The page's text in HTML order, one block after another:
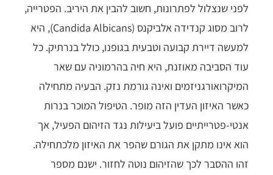
לפני שנצלול לפתרונות, חשוב להבין את היריב. הפטרייה,
לרוב מסוג קנדידה אלביקנס (Candida Albicans), היא
למעשה דיירת קבועה וטבעית בגופנו, כולל בנרתיק. כל
עוד הסביבה מאוזנת, היא חיה בהרמוניה עם שאר
המיקרואורגניזמים ואינה גורמת נזק. הבעיה מתחילה
כאשר האיזון העדין הזה מופר. הטיפול המוכר בנרות
אנטי-פטרייתיים פועל ביעילות נגד הזיהום הפעיל, אך
הוא אינו מתקן את הגורם שהפר את האיזון מלכתחילה.
זהו ההסבר לכך שהזיהום נוטה לחזור. ישנם מספר